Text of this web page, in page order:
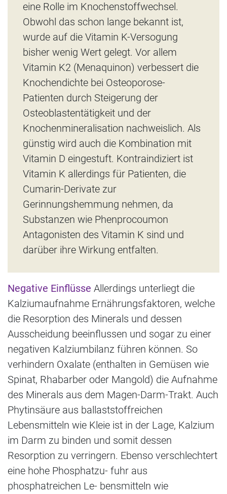
eine Rolle im Knochenstoffwechsel.
Obwohl das schon lange bekannt ist,
wurde auf die Vitamin K-Versogung
bisher wenig Wert gelegt. Vor allem
Vitamin K2 (Menaquinon) verbessert die
Knochendichte bei Osteoporose-
Patienten durch Steigerung der
Osteoblastentätigkeit und der
Knochenmineralisation nachweislich. Als
günstig wird auch die Kombination mit
Vitamin D eingestuft. Kontraindiziert ist
Vitamin K allerdings für Patienten, die
Cumarin-Derivate zur
Gerinnungshemmung nehmen, da
Substanzen wie Phenprocoumon
Antagonisten des Vitamin K sind und
darüber ihre Wirkung entfalten.
Negative Einflüsse Allerdings unterliegt die
Kalziumaufnahme Ernährungsfaktoren, welche
die Resorption des Minerals und dessen
Ausscheidung beeinflussen und sogar zu einer
negativen Kalziumbilanz führen können. So
verhindern Oxalate (enthalten in Gemüsen wie
Spinat, Rhabarber oder Mangold) die Aufnahme
des Minerals aus dem Magen-Darm-Trakt. Auch
Phytinsäure aus ballaststoffreichen
Lebensmitteln wie Kleie ist in der Lage, Kalzium
im Darm zu binden und somit dessen
Resorption zu verringern. Ebenso verschlechtert
eine hohe Phosphatzu- fuhr aus
phosphatreichen Le- bensmitteln wie